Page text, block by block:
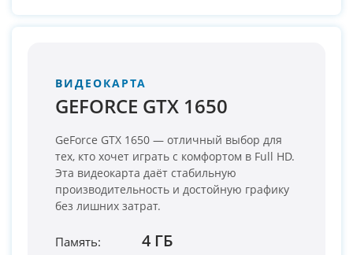
ВИДЕОКАРТА
GEFORCE GTX 1650
GeForce GTX 1650 — отличный выбор для
тех, кто хочет играть с комфортом в Full HD.
Эта видеокарта даёт стабильную
производительность и достойную графику
без лишних затрат.
Память: 4 ГБ